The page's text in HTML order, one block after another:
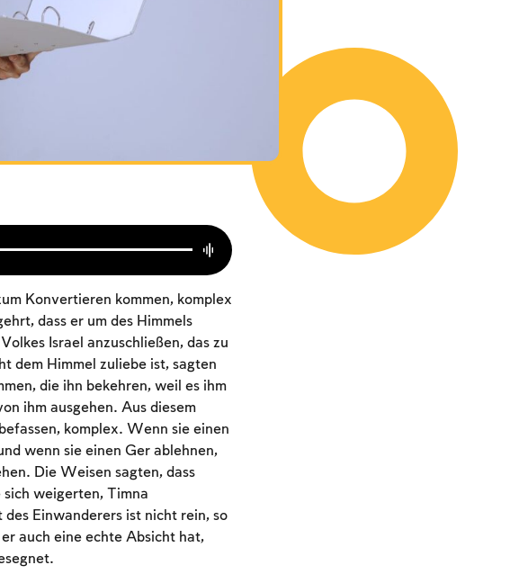
Konvertieren kommen, komplex
dass er um des Himmels
Israel anzuschließen, das zu
dem Himmel zuliebe ist, sagten
die ihn bekehren, weil es ihm
ihm ausgehen. Aus diesem
komplex. Wenn sie einen
wenn sie einen Ger ablehnen,
Die Weisen sagten, dass
weigerten, Timna
Einwanderers ist nicht rein, so
auch eine echte Absicht hat,
to create